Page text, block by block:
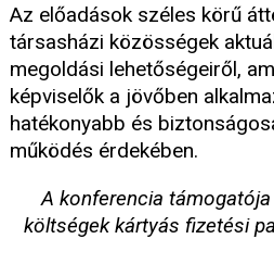
Az előadások széles körű
társasházi közösségek
megoldási lehetőségeiről,
képviselők a jövőben
hatékonyabb és
működés érdekében.
A konferencia
költségek kártyás fizetési